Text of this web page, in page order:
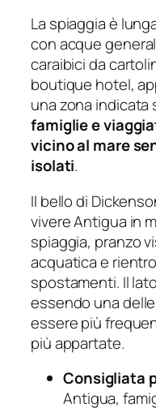
La spiaggia è
con acque
caraibici da
boutique hotel,
una zona
famiglie e
vicino al mare
isolati.
Il bello di
vivere Antigua in
spiaggia, pranzo
acquatica e
spostamenti. Il
essendo una
essere più
più appartate.
Consigliata
Antigua,